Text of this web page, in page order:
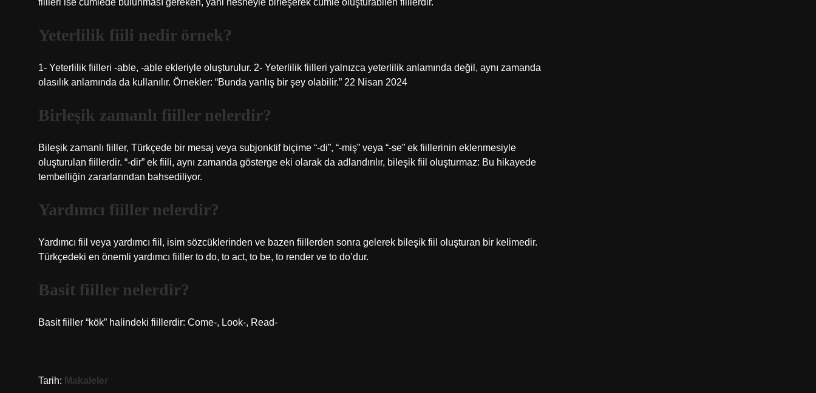
fiilleri ise cümlede bulunması gereken, yani nesneyle birleşerek cümle oluşturabilen fiillerdir.
Yeterlilik fiili nedir örnek?
1- Yeterlilik fiilleri -able, -able ekleriyle oluşturulur. 2- Yeterlilik fiilleri yalnızca yeterlilik anlamında değil, aynı zamanda
olasılık anlamında da kullanılır. Örnekler: “Bunda yanlış bir şey olabilir.” 22 Nisan 2024
Birleşik zamanlı fiiller nelerdir?
Bileşik zamanlı fiiller, Türkçede bir mesaj veya subjonktif biçime “-di”, “-miş” veya “-se” ek fiillerinin eklenmesiyle
oluşturulan fiillerdir. “-dir” ek fiili, aynı zamanda gösterge eki olarak da adlandırılır, bileşik fiil oluşturmaz: Bu hikayede
tembelliğin zararlarından bahsediliyor.
Yardımcı fiiller nelerdir?
Yardımcı fiil veya yardımcı fiil, isim sözcüklerinden ve bazen fiillerden sonra gelerek bileşik fiil oluşturan bir kelimedir.
Türkçedeki en önemli yardımcı fiiller to do, to act, to be, to render ve to do’dur.
Basit fiiller nelerdir?
Basit fiiller “kök” halindeki fiillerdir: Come-, Look-, Read-
Tarih: Makaleler